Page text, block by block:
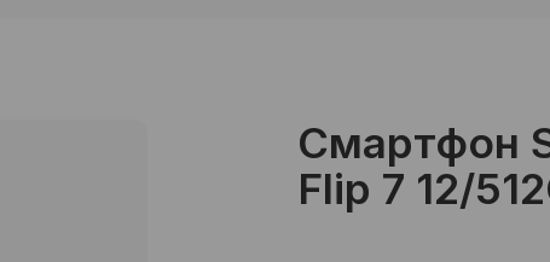
Смартфон
Flip 7 12/